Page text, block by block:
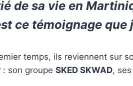
de sa vie en
ce témoignage
temps, ils reviennent sur
: son groupe SKED SKWAD,